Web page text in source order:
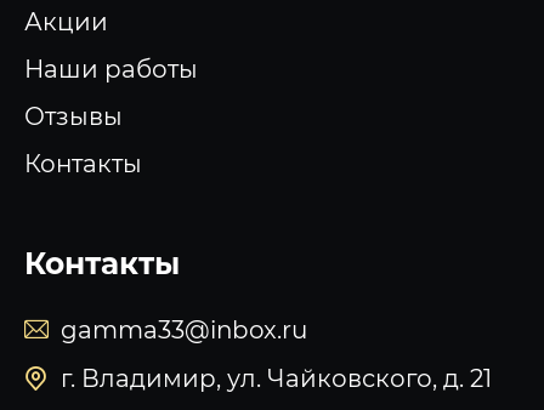
Акции
Наши работы
Отзывы
Контакты
Контакты
gamma33@inbox.ru
г. Владимир, ул. Чайковского, д. 21